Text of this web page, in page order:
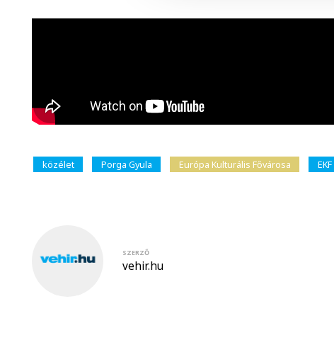
közélet Porga Gyula Európa Kulturális Fővárosa EKF
SZERZŐ
vehir.hu